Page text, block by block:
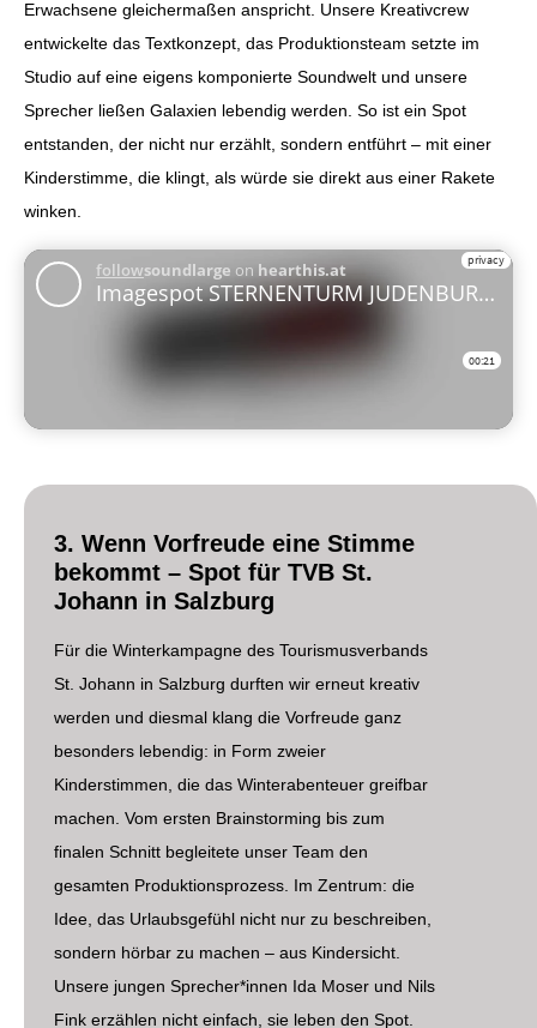
Erwachsene gleichermaßen anspricht. Unsere Kreativcrew
entwickelte das Textkonzept, das Produktionsteam setzte im
Studio auf eine eigens komponierte Soundwelt und unsere
Sprecher ließen Galaxien lebendig werden. So ist ein Spot
entstanden, der nicht nur erzählt, sondern entführt – mit einer
Kinderstimme, die klingt, als würde sie direkt aus einer Rakete
winken.
3. Wenn Vorfreude eine Stimme
bekommt – Spot für TVB St.
Johann in Salzburg
Für die Winterkampagne des Tourismusverbands
St. Johann in Salzburg durften wir erneut kreativ
werden und diesmal klang die Vorfreude ganz
besonders lebendig: in Form zweier
Kinderstimmen, die das Winterabenteuer greifbar
machen. Vom ersten Brainstorming bis zum
finalen Schnitt begleitete unser Team den
gesamten Produktionsprozess. Im Zentrum: die
Idee, das Urlaubsgefühl nicht nur zu beschreiben,
sondern hörbar zu machen – aus Kindersicht.
Unsere jungen Sprecher*innen Ida Moser und Nils
Fink erzählen nicht einfach, sie leben den Spot.